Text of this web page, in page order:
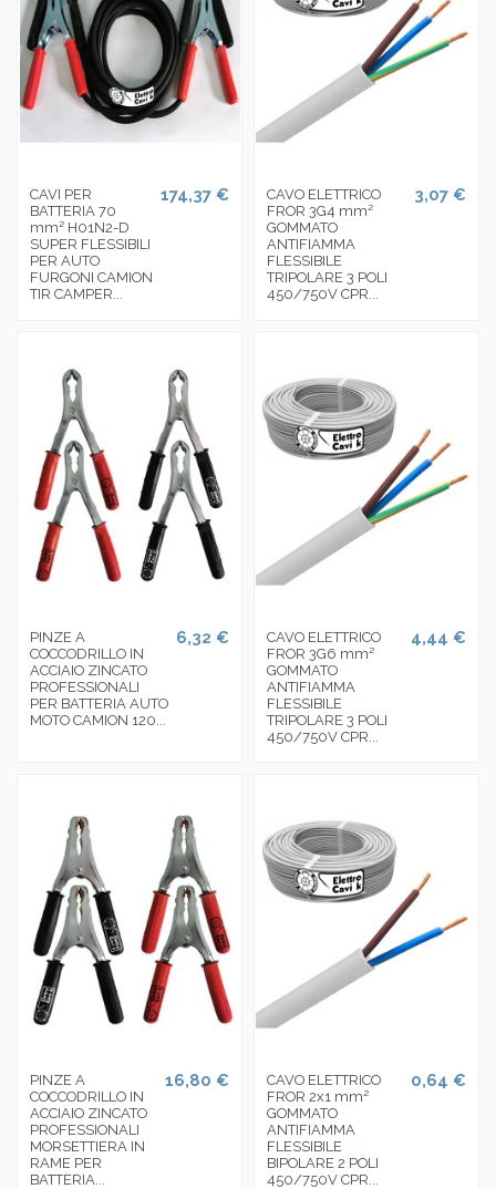
CAVI PER
BATTERIA 70
mm² H01N2-D
SUPER FLESSIBILI
PER AUTO
FURGONI CAMION
TIR CAMPER...
174,37 €
CAVO ELETTRICO
FROR 3G4 mm²
GOMMATO
ANTIFIAMMA
FLESSIBILE
TRIPOLARE 3 POLI
450/750V CPR...
3,07 €
PINZE A
COCCODRILLO IN
ACCIAIO ZINCATO
PROFESSIONALI
PER BATTERIA AUTO
MOTO CAMION 120...
6,32 €
CAVO ELETTRICO
FROR 3G6 mm²
GOMMATO
ANTIFIAMMA
FLESSIBILE
TRIPOLARE 3 POLI
450/750V CPR...
4,44 €
PINZE A
COCCODRILLO IN
ACCIAIO ZINCATO
PROFESSIONALI
MORSETTIERA IN
RAME PER
BATTERIA...
16,80 €
CAVO ELETTRICO
FROR 2x1 mm²
GOMMATO
ANTIFIAMMA
FLESSIBILE
BIPOLARE 2 POLI
450/750V CPR...
0,64 €